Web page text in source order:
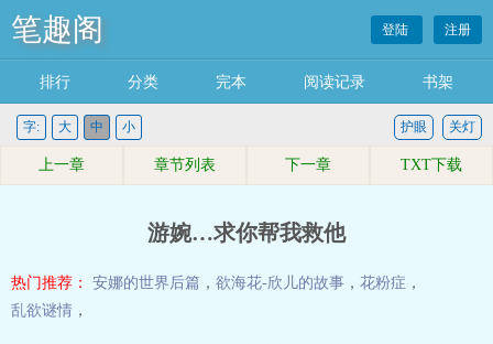
笔趣阁 登陆 注册
排行 分类 完本 阅读记录 书架
字: 大 中 小 关灯
护眼
上一章 章节列表 下一章 TXT下载
游婉…求你帮我救他
热门推荐： 安娜的世界后篇 ， 欲海花-欣儿的故事 ， 花粉症 ，
乱欲谜情 ，